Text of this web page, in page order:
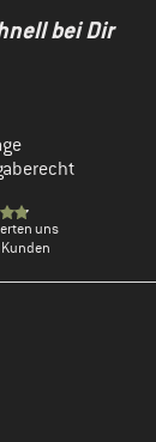
bei Dir
uns